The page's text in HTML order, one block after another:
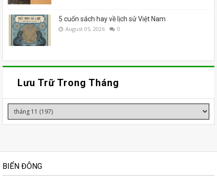
5 cuốn sách hay về lịch sử Việt Nam
August 05, 2026 0
Lưu Trữ Trong Tháng
BIỂN ĐÔNG